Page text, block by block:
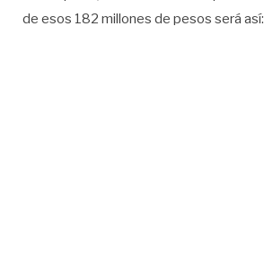
de esos 182 millones de pesos será así: